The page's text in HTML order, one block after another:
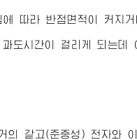
따라 반점면적이 커지
도시간이 걸리게 되는데
의 같고(준중성) 전자와